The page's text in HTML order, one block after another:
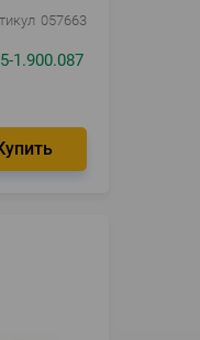
057663
1.900.087